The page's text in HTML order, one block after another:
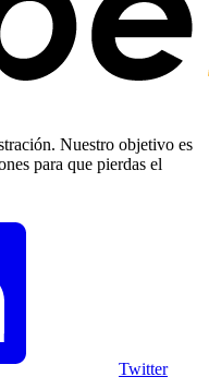
Nuestro objetivo es
para que pierdas el
Twitter